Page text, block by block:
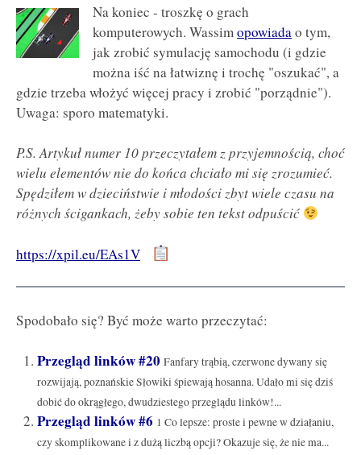
Na koniec - troszkę o grach
komputerowych. Wassimopowiadao tym,
jak zrobić symulację samochodu (i gdzie
można iść na łatwiznę i trochę "oszukać", a
gdzie trzeba włożyć więcej pracy i zrobić "porządnie").
Uwaga: sporo matematyki.
P.S. Artykuł numer 10 przeczytałem z przyjemnością, choć
wielu elementów nie do końca chciało mi się zrozumieć.
Spędziłem w dzieciństwie i młodości zbyt wiele czasu na
różnych ścigankach, żeby sobie ten tekst odpuścić
https://xpil.eu/EAs1V
Spodobało się? Być może warto przeczytać:
Przegląd linków #20 Fanfary trąbią, czerwone dywany się
rozwijają, poznańskie Słowiki śpiewają hosanna. Udało mi się dziś
dobić do okrągłego, dwudziestego przeglądu linków!...
Przegląd linków #6 1 Co lepsze: proste i pewne w działaniu,
czy skomplikowane i z dużą liczbą opcji? Okazuje się, że nie ma...